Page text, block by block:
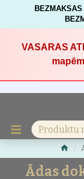
VASARAS
Ādas